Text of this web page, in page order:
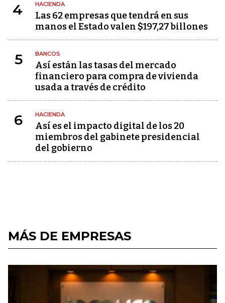
4 HACIENDA
Las 62 empresas que tendrá en sus
manos el Estado valen $197,27 billones
5 BANCOS
Así están las tasas del mercado
financiero para compra de vivienda
usada a través de crédito
6 HACIENDA
Así es el impacto digital de los 20
miembros del gabinete presidencial
del gobierno
MÁS DE EMPRESAS